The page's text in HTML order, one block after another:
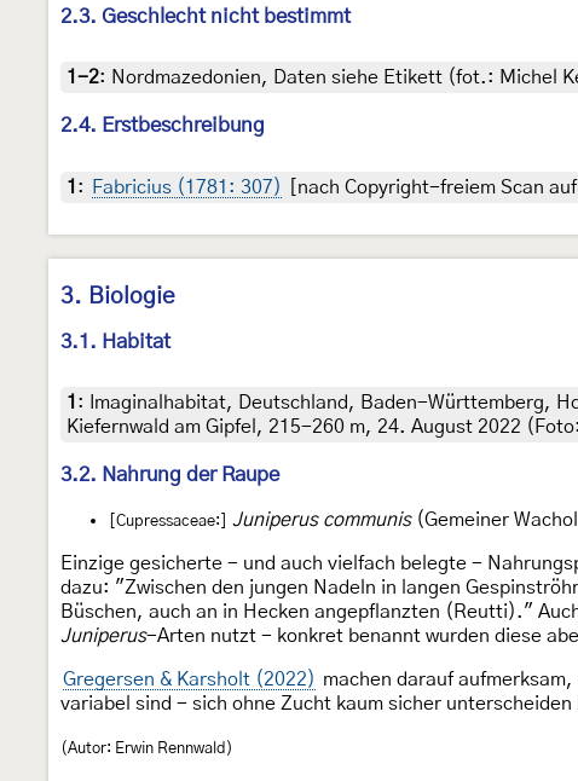
2.3. Geschlecht nicht bestimmt
1-2: Nordmazedonien, Daten siehe Etikett (fot.: Michel
2.4. Erstbeschreibung
1 : Fabricius (1781: 307) [nach Copyright-freiem Scan
3. Biologie
3.1. Habitat
1 :
Imaginalhabitat, Deutschland, Baden-Württemberg,
Kiefernwald am Gipfel, 215-260 m, 24. August 2022
3.2. Nahrung der Raupe
[Cupressaceae:] Juniperus communis(Gemeiner
Einzige gesicherte - und auch vielfach belegte -
dazu: "Zwischen den jungen Nadeln in langen
Büschen, auch an in Hecken angepflanzten (Reutti)."
Juniperus-Arten nutzt - konkret benannt wurden diese
Gregersen & Karsholt (2022) machen darauf
variabel sind - sich ohne Zucht kaum sicher unterscheiden
(Autor: Erwin Rennwald)